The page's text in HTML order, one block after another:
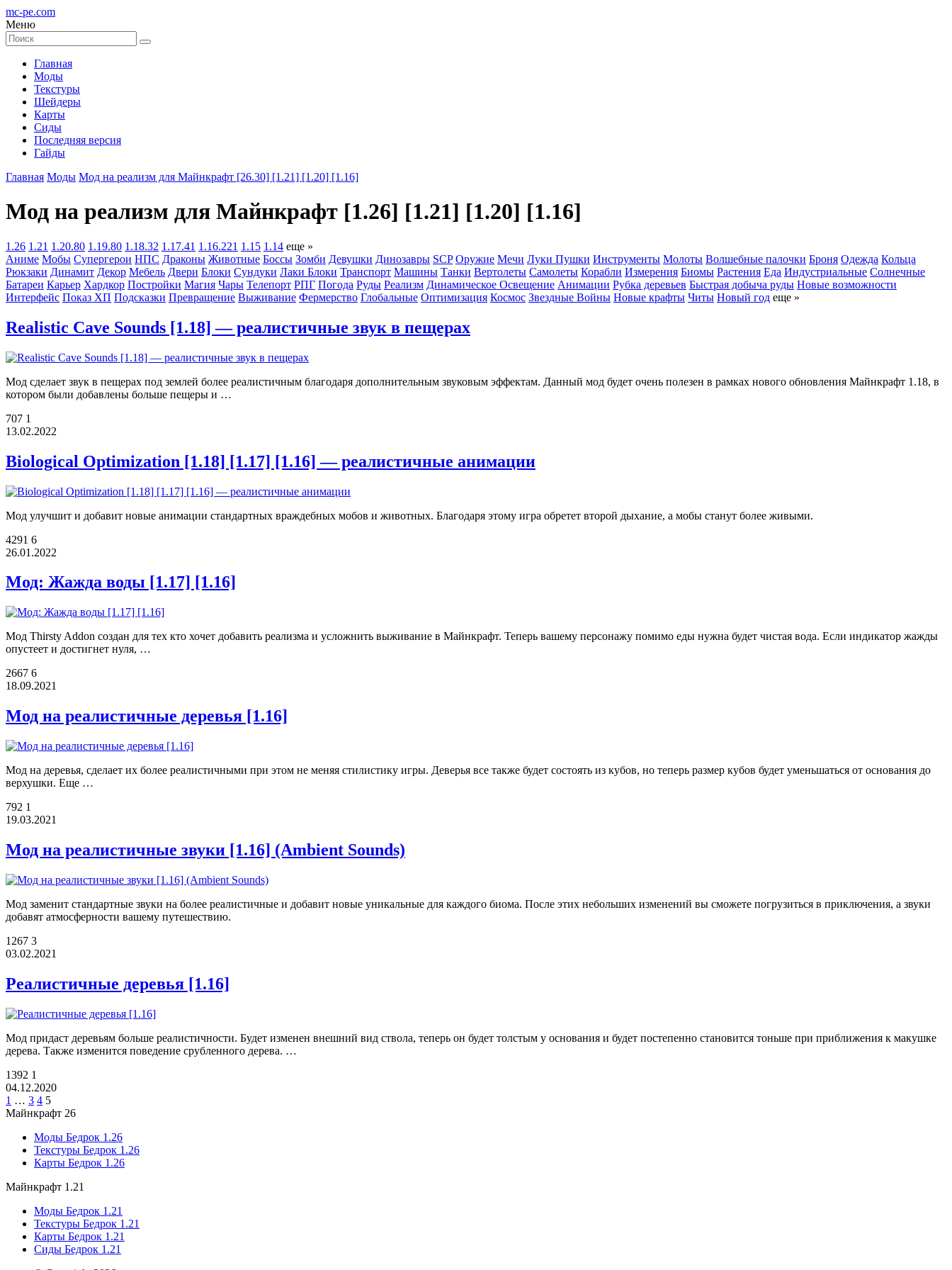
mc-pe.com
Меню
Главная
Моды
Текстуры
Шейдеры
Карты
Сиды
Последняя версия
Гайды
Главная Моды Мод на реализм для Майнкрафт [26.30] [1.21] [1.20] [1.16]
Мод на реализм для Майнкрафт [1.26] [1.21] [1.20] [1.16]
1.26 1.21 1.20.80 1.19.80 1.18.32 1.17.41 1.16.221 1.15 1.14 еще »
Аниме Мобы Супергерои НПС Драконы Животные Боссы Зомби Девушки Динозавры SCP Оружие Мечи Луки Пушки Инструменты Молоты Волшебные палочки Броня Одежда Кольца
Рюкзаки Динамит Декор Мебель Двери Блоки Сундуки Лаки Блоки Транспорт Машины Танки Вертолеты Самолеты Корабли Измерения Биомы Растения Еда Индустриальные Солнечные
Батареи Карьер Хардкор Постройки Магия Чары Телепорт РПГ Погода Руды Реализм Динамическое Освещение Анимации Рубка деревьев Быстрая добыча руды Новые возможности
Интерфейс Показ ХП Подсказки Превращение Выживание Фермерство Глобальные Оптимизация Космос Звездные Войны Новые крафты Читы Новый год еще »
Realistic Cave Sounds [1.18] — реалистичные звук в пещерах
Мод сделает звук в пещерах под землей более реалистичным благодаря дополнительным звуковым эффектам. Данный мод будет очень полезен в рамках нового обновления Майнкрафт 1.18, в
котором были добавлены больше пещеры и …
707 1
13.02.2022
Biological Optimization [1.18] [1.17] [1.16] — реалистичные анимации
Мод улучшит и добавит новые анимации стандартных враждебных мобов и животных. Благодаря этому игра обретет второй дыхание, а мобы станут более живыми.
4291 6
26.01.2022
Мод: Жажда воды [1.17] [1.16]
Мод Thirsty Addon создан для тех кто хочет добавить реализма и усложнить выживание в Майнкрафт. Теперь вашему персонажу помимо еды нужна будет чистая вода. Если индикатор жажды
опустеет и достигнет нуля, …
2667 6
18.09.2021
Мод на реалистичные деревья [1.16]
Мод на деревья, сделает их более реалистичными при этом не меняя стилистику игры. Деверья все также будет состоять из кубов, но теперь размер кубов будет уменьшаться от основания до
верхушки. Еще …
792 1
19.03.2021
Мод на реалистичные звуки [1.16] (Ambient Sounds)
Мод заменит стандартные звуки на более реалистичные и добавит новые уникальные для каждого биома. После этих небольших изменений вы сможете погрузиться в приключения, а звуки
добавят атмосферности вашему путешествию.
1267 3
03.02.2021
Реалистичные деревья [1.16]
Мод придаст деревьям больше реалистичности. Будет изменен внешний вид ствола, теперь он будет толстым у основания и будет постепенно становится тоньше при приближения к макушке
дерева. Также изменится поведение срубленного дерева. …
1392 1
04.12.2020
1 … 3 4 5
Майнкрафт 26
Моды Бедрок 1.26
Текстуры Бедрок 1.26
Карты Бедрок 1.26
Майнкрафт 1.21
Моды Бедрок 1.21
Текстуры Бедрок 1.21
Карты Бедрок 1.21
Сиды Бедрок 1.21